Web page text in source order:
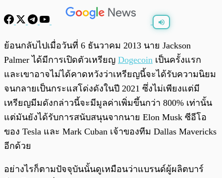
พร้อมเล่น
ย้อนกลับไปเมื่อวันที่ 6 ธันวาคม 2013 นาย Jackson
Palmer ได้มีการเปิดตัวเหรียญ Dogecoin เป็นครั้งแรก
และเขาอาจไม่ได้คาดหวังว่าเหรียญนี้จะได้รับความนิยม
จนกลายเป็นกระแสโด่งดังในปี 2021 ซึ่งไม่เพียงแต่มี
เหรียญมีมดังกล่าวนี้จะมีมูลค่าเพิ่มขึ้นกว่า 800% เท่านั้น
แต่มันยังได้รับการสนับสนุนจากนาย Elon Musk ซีอีโอ
ของ Tesla และ Mark Cuban เจ้าของทีม Dallas Mavericks
อีกด้วย
อย่างไรก็ตามปัจจุบันนั้นดูเหมือนว่าแบรนด์ผู้ผลิตบาร์